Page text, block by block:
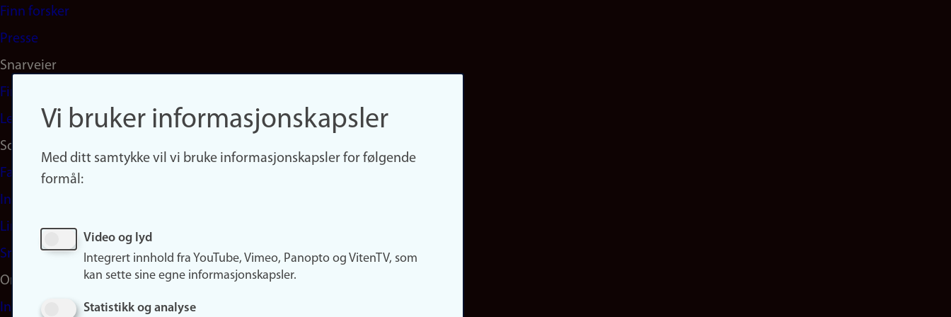
(no)
Finn forsker
Presse
Snarveier
Finn studier
Ledige stillinger
Sosiale medier
Facebook
Instagram
LinkedIn
Snapchat
Om nettstedet
Informasjonskapsler
Vi bruker informasjonskapsler
Med ditt samtykke vil vi bruke informasjonskapsler for følgende
formål:
Video og lyd
Integrert innhold fra YouTube, Vimeo, Panopto og VitenTV, som
kan sette sine egne informasjonskapsler.
Statistikk og analyse